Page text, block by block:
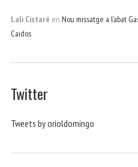
Lali Cistaré en Nou missatge a l’abat
Caidos
Twitter
Tweets by orioldomingo